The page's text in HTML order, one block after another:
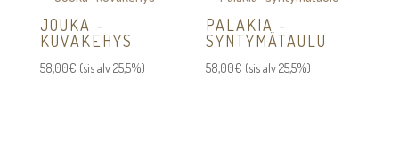
JOUKA -
KUVAKEHYS
58,00€ (sis alv 25,5%)
PALAKIA -
SYNTYMÄTAULU
58,00€ (sis alv 25,5%)